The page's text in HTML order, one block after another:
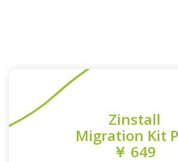
Zinstall
Migration Kit
￥ 649